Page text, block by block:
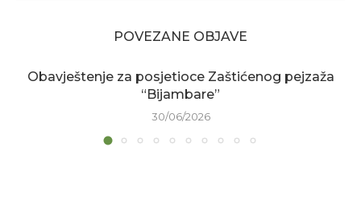
POVEZANE OBJAVE
Obavještenje za posjetioce Zaštićenog pejzaža
“Bijambare”
30/06/2026